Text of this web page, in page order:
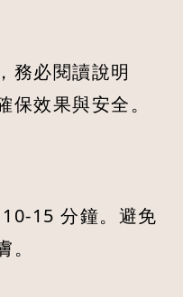
務必閱讀說明
效果與安全。
15 分鐘。避免